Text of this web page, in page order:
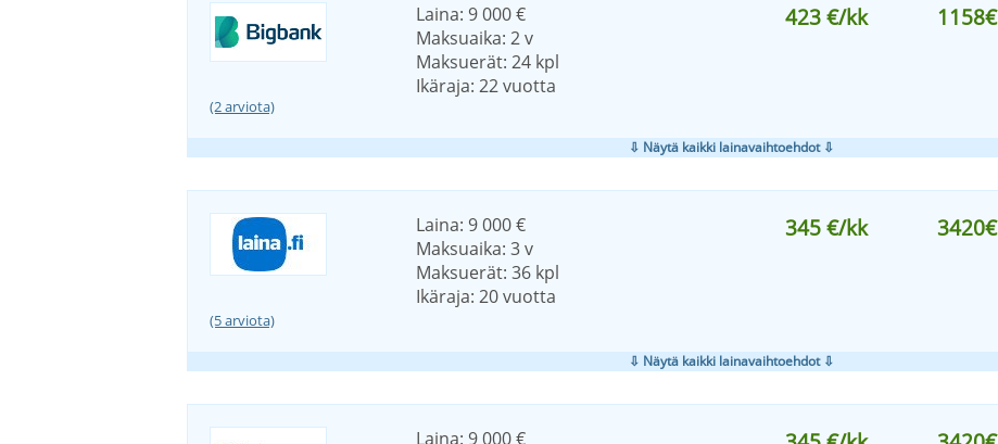
(2 arviota)
Laina: 9 000 €
Maksuaika: 2 v
Maksuerät: 24 kpl
Ikäraja: 22 vuotta
423 €/kk 1158€
⇩ Näytä kaikki lainavaihtoehdot ⇩
(5 arviota)
Laina: 9 000 €
Maksuaika: 3 v
Maksuerät: 36 kpl
Ikäraja: 20 vuotta
345 €/kk 3420€
⇩ Näytä kaikki lainavaihtoehdot ⇩
Laina: 9 000 €